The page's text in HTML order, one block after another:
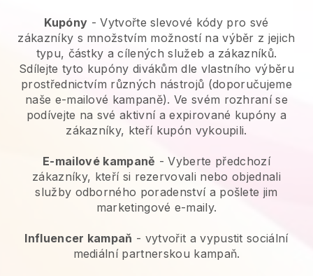
Kupóny - Vytvořte slevové kódy pro své
zákazníky s množstvím možností na výběr z jejich
typu, částky a cílených služeb a zákazníků.
Sdílejte tyto kupóny divákům dle vlastního výběru
prostřednictvím různých nástrojů (doporučujeme
naše e-mailové kampaně). Ve svém rozhraní se
podívejte na své aktivní a expirované kupóny a
zákazníky, kteří kupón vykoupili.
E-mailové kampaně -Vyberte předchozí
zákazníky, kteří si rezervovali nebo objednali
služby odborného poradenství a pošlete jim
marketingové e-maily.
Influencer kampaň - vytvořit a vypustit sociální
mediální partnerskou kampaň.